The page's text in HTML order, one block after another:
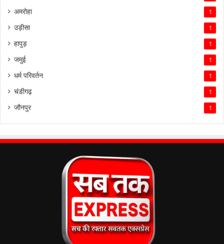
अमरोहा 1
उड़ीसा 1
हापुड़ 1
जमुई 1
धर्म परिवर्तन 1
चंडीगढ़ 1
जौनपुर 1